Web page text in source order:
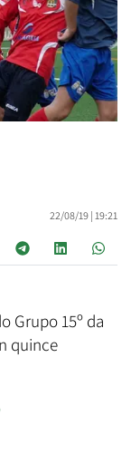
22/08/19 | 19:21
Grupo 15º da
quince